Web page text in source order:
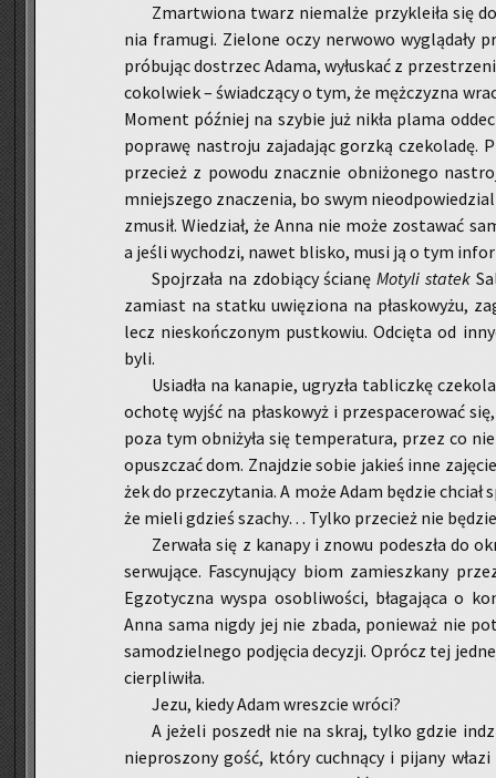
Zmar­twio­na twarz nie­mal­że przy­kle­iła się
nia fra­mu­gi. Zie­lo­ne oczy ner­wo­wo wy­glą­da­ły
pró­bu­jąc do­strzec Adama, wy­łu­skać z
co­kol­wiek – świad­czą­cy o tym, że męż­czy­zna
Mo­ment póź­niej na szy­bie już nikła plama
po­pra­wę na­stro­ju za­ja­da­jąc gorz­ką cze­ko­la­dę.
prze­cież z po­wo­du znacz­nie ob­ni­żo­ne­go
mniej­sze­go zna­cze­nia, bo swym
zmu­sił. Wie­dział, że Anna nie może zo­sta­wać
a jeśli wy­cho­dzi, nawet bli­sko, musi ją o tym
Spoj­rza­ła na zdo­bią­cy ścia­nęMo­ty­li sta­tek
za­miast na stat­ku uwię­zio­na na pła­sko­wy­żu,
lecz nie­skoń­czo­nym pust­ko­wiu. Od­cię­ta od
byli.
Usia­dła na ka­na­pie, ugry­zła ta­blicz­kę
ocho­tę wyjść na pła­sko­wyż i prze­spa­ce­ro­wać
poza tym ob­ni­ży­ła się tem­pe­ra­tu­ra, przez co
opusz­czać dom. Znaj­dzie sobie ja­kieś inne
żek do prze­czy­ta­nia. A może Adam bę­dzie chciał
że mieli gdzieś sza­chy… Tylko prze­cież nie
Ze­rwa­ła się z ka­na­py i znowu po­de­szła do
ser­wu­ją­ce. Fa­scy­nu­ją­cy biom za­miesz­ka­ny
Eg­zo­tycz­na wyspa oso­bli­wo­ści, bła­ga­ją­ca o
Anna sama nigdy jej nie zbada, po­nie­waż nie
sa­mo­dziel­ne­go pod­ję­cia de­cy­zji. Oprócz tej
cier­pli­wi­ła.
Jezu, kiedy Adam wresz­cie wróci?
A je­że­li po­szedł nie na skraj, tylko gdzie
nie­pro­szo­ny gość, który cuch­ną­cy i pi­ja­ny